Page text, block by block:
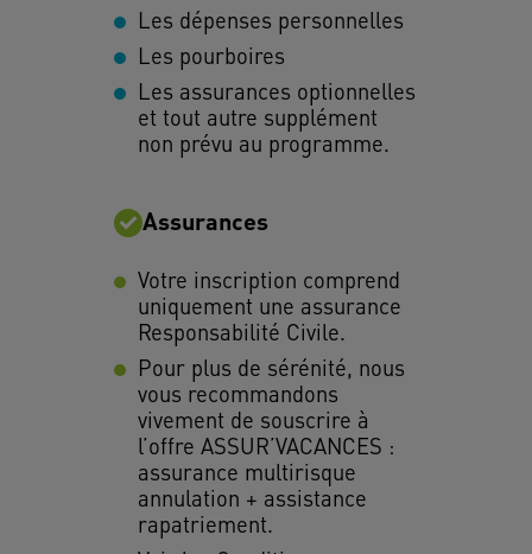
Les dépenses personnelles
Les pourboires
Les assurances optionnelles
et tout autre supplément
non prévu au programme.
Assurances
Votre inscription comprend
uniquement une assurance
Responsabilité Civile.
Pour plus de sérénité, nous
vous recommandons
vivement de souscrire à
l’offre ASSUR’VACANCES :
assurance multirisque
annulation + assistance
rapatriement.